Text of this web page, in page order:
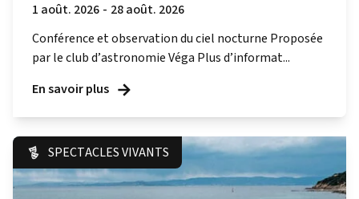
1 août. 2026 - 28 août. 2026
Conférence et observation du ciel nocturne Proposée
par le club d’astronomie Véga Plus d’informat...
En savoir plus
SPECTACLES VIVANTS